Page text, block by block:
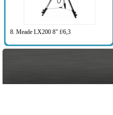
8. Meade LX200 8" f/6,3